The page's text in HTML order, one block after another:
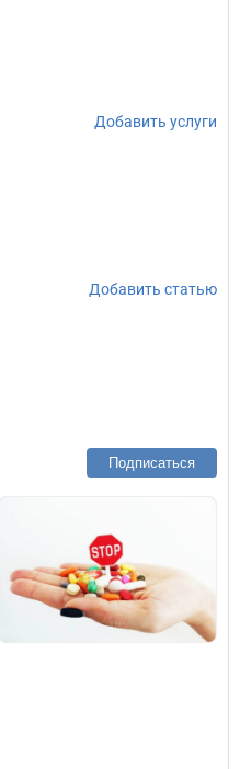
Добавить услуги
Добавить статью
Подписаться